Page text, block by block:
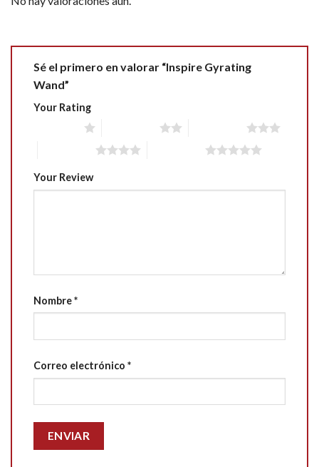
Sé el primero en valorar “Inspire Gyrating
Wand”
Your Rating
Your Review
Nombre*
Correo electrónico *